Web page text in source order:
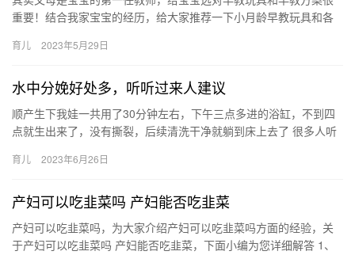
重要！结合我家宝宝的经历，给大家推荐一下小月龄早教玩具和各
师，…
育儿 2023年5月29日
水中分娩好处多，听听过来人建议
顺产生下我娃一共用了30分钟左右，下午三点多进的浴缸，不到四
点就生出来了，没有撕裂，后续清洗干净就躺到床上去了 很多人听
育儿 2023年6月26日
产妇可以吃韭菜吗 产妇能否吃韭菜
产妇可以吃韭菜吗，为大家介绍产妇可以吃韭菜吗方面的经验，关
于产妇可以吃韭菜吗 产妇能否吃韭菜，下面小编为您详细解答 1、